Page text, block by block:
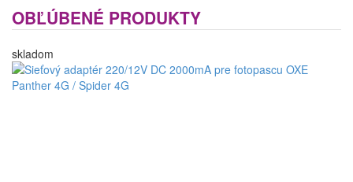
OBĽÚBENÉ PRODUKTY
skladom